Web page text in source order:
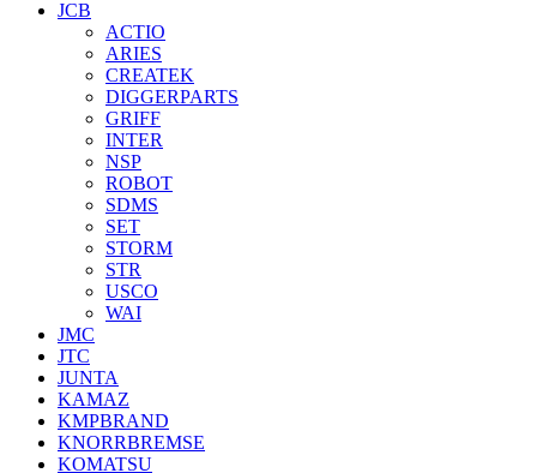
JCB
ACTIO
ARIES
CREATEK
DIGGERPARTS
GRIFF
INTER
NSP
ROBOT
SDMS
SET
STORM
STR
USCO
WAI
JMC
JTC
JUNTA
KAMAZ
KMPBRAND
KNORRBREMSE
KOMATSU